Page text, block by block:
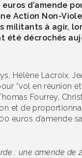
d’amende
Action Non-
militants à agir,
été décrochés
Hélène Lacroix,
“vol en réunion
Fourrey,
et de
euros d’amende
: une amende de